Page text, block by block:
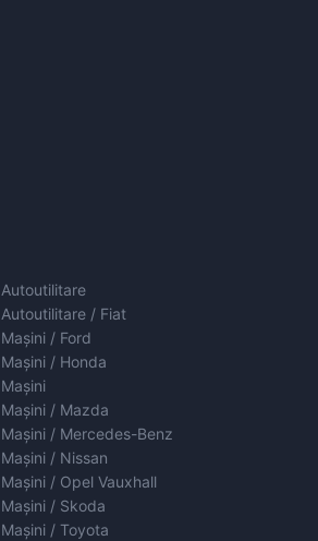
/ Fiat
/ Ford
/ Honda
/ Mazda
/ Mercedes-Benz
/ Nissan
/ Opel Vauxhall
/ Skoda
/ Toyota